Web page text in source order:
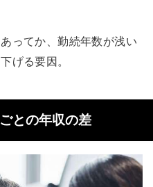
ってか、勤続年数が浅い
げる要因。
との年収の差